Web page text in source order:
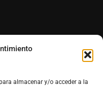
almacenar y/o acceder a la